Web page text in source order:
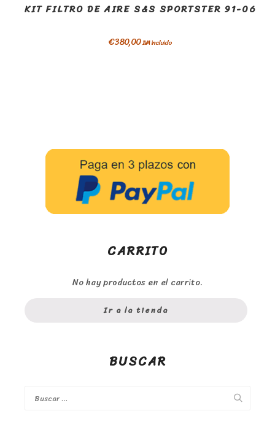
KIT FILTRO DE AIRE S&S SPORTSTER 91-06
€380,00IVA incluido
CARRITO
No hay productos en el carrito.
Ir a la tienda
BUSCAR